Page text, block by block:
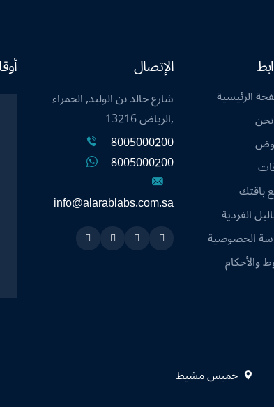
الرئيسية
باقتك
الفردية
الخصوصية
والأحكام
الإتصال
شارع خالد بن الوليد, الحمراء
,الرياض 13216
8005000200
8005000200
info@alarablabs.com.sa
Snapchat
Twitter
Linkedin
Instagram
خميس مشيط